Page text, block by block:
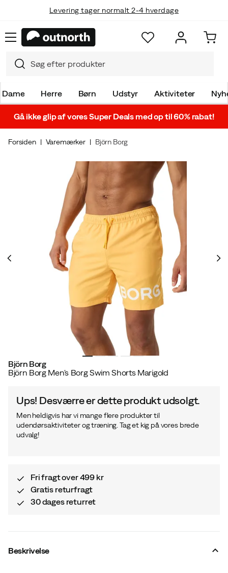
Levering tager normalt 2-4 hverdage
Dame Herre Børn Udstyr Aktiviteter
Gå ikke glip af vores Super Deals med op til 60% rabat!
Forsiden Varemærker Björn Borg
Björn Borg
Björn Borg Men's Borg Swim Shorts Marigold
Ups! Desværre er dette produkt udsolgt.
Men heldigvis har vi mange flere produkter til
udendørsaktiviteter og træning. Tag et kig på vores brede
udvalg!
Fri fragt over 499 kr
Gratis returfragt
30 dages returret
Beskrivelse